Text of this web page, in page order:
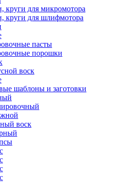
круги для микромотора
круги для шлифмотора
пасты
порошки
воск
шаблоны и заготовки
воск